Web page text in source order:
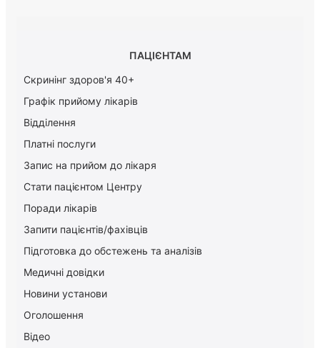
ПАЦІЄНТАМ
Скринінг здоров'я 40+
Графік прийому лікарів
Відділення
Платні послуги
Запис на прийом до лікаря
Стати пацієнтом Центру
Поради лікарів
Запити пацієнтів/фахівців
Підготовка до обстежень та аналізів
Медичні довідки
Новини установи
Оголошення
Відео